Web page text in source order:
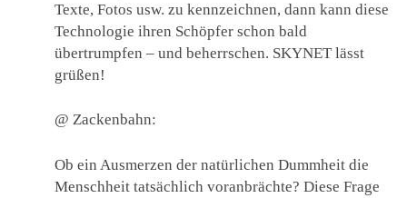
Texte, Fotos usw. zu kennzeichnen, dann kann diese
Technologie ihren Schöpfer schon bald
übertrumpfen – und beherrschen. SKYNET lässt
grüßen!
@ Zackenbahn:
Ob ein Ausmerzen der natürlichen Dummheit die
Menschheit tatsächlich voranbrächte? Diese Frage